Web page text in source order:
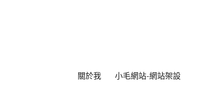
關於我 小毛網站-網站架設